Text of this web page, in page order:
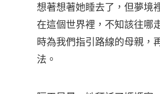
想著想著她睡去了，但夢境
在這個世界裡，不知該往哪
時為我們指引路線的母親，
法。